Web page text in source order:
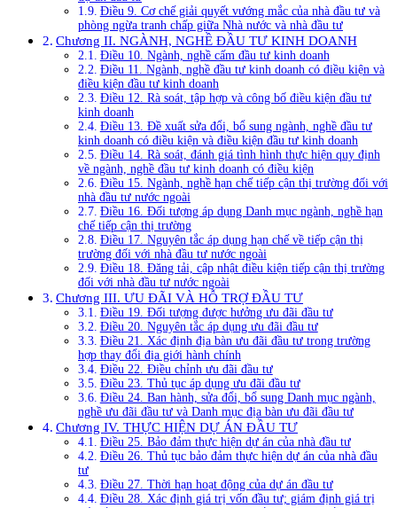
Điều 9. Cơ chế giải quyết vướng mắc của nhà đầu tư và
phòng ngừa tranh chấp giữa Nhà nước và nhà đầu tư
Chương II. NGÀNH, NGHỀ ĐẦU TƯ KINH DOANH
Điều 10. Ngành, nghề cấm đầu tư kinh doanh
Điều 11. Ngành, nghề đầu tư kinh doanh có điều kiện và
điều kiện đầu tư kinh doanh
Điều 12. Rà soát, tập hợp và công bố điều kiện đầu tư
kinh doanh
Điều 13. Đề xuất sửa đổi, bổ sung ngành, nghề đầu tư
kinh doanh có điều kiện và điều kiện đầu tư kinh doanh
Điều 14. Rà soát, đánh giá tình hình thực hiện quy định
về ngành, nghề đầu tư kinh doanh có điều kiện
Điều 15. Ngành, nghề hạn chế tiếp cận thị trường đối với
nhà đầu tư nước ngoài
Điều 16. Đối tượng áp dụng Danh mục ngành, nghề hạn
chế tiếp cận thị trường
Điều 17. Nguyên tắc áp dụng hạn chế về tiếp cận thị
trường đối với nhà đầu tư nước ngoài
Điều 18. Đăng tải, cập nhật điều kiện tiếp cận thị trường
đối với nhà đầu tư nước ngoài
Chương III. ƯU ĐÃI VÀ HỖ TRỢ ĐẦU TƯ
Điều 19. Đối tượng được hưởng ưu đãi đầu tư
Điều 20. Nguyên tắc áp dụng ưu đãi đầu tư
Điều 21. Xác định địa bàn ưu đãi đầu tư trong trường
hợp thay đổi địa giới hành chính
Điều 22. Điều chỉnh ưu đãi đầu tư
Điều 23. Thủ tục áp dụng ưu đãi đầu tư
Điều 24. Ban hành, sửa đổi, bổ sung Danh mục ngành,
nghề ưu đãi đầu tư và Danh mục địa bàn ưu đãi đầu tư
Chương IV. THỰC HIỆN DỰ ÁN ĐẦU TƯ
Điều 25. Bảo đảm thực hiện dự án của nhà đầu tư
Điều 26. Thủ tục bảo đảm thực hiện dự án của nhà đầu
tư
Điều 27. Thời hạn hoạt động của dự án đầu tư
Điều 28. Xác định giá trị vốn đầu tư; giám định giá trị